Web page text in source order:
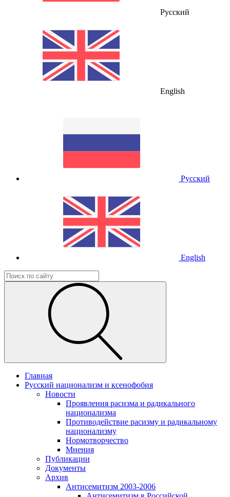
Русский
English
Русский
English
Главная
Русский национализм и ксенофобия
Новости
Проявления расизма и радикального
национализма
Противодействие расизму и радикальному
национализму
Нормотворчество
Мнения
Публикации
Документы
Архив
Антисемитизм 2003-2006